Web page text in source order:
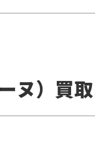
ヌ）買取